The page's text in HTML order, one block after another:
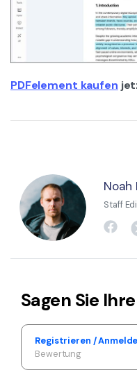
PDFelement kaufen
Noah
Staff
Sagen Sie
Registrieren /
Bewertung